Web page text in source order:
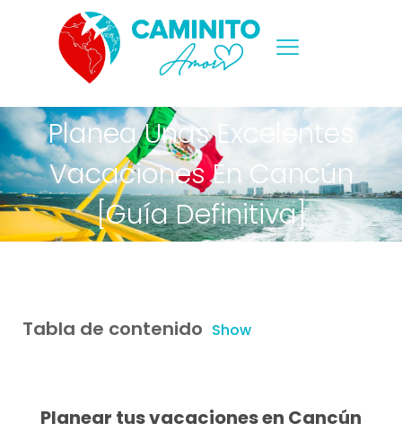
Planea Unas Excelentes
Vacaciones En Cancún
[Guía Definitiva]
Tabla de contenido Show
Planear tus vacaciones en Cancún